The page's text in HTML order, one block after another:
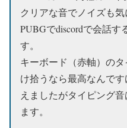
クリアな音でノイズも気
PUBGでdiscordで会話す
す。
キーボード（赤軸）の
け拾うなら最高なんで
えましたがタイピング
ます。